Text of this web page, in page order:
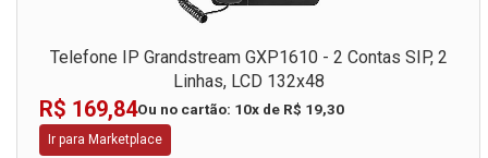
Telefone IP Grandstream GXP1610 - 2 Contas SIP, 2
Linhas, LCD 132x48
R$ 169,84Ou no cartão: 10x de R$ 19,30
Ir para Marketplace